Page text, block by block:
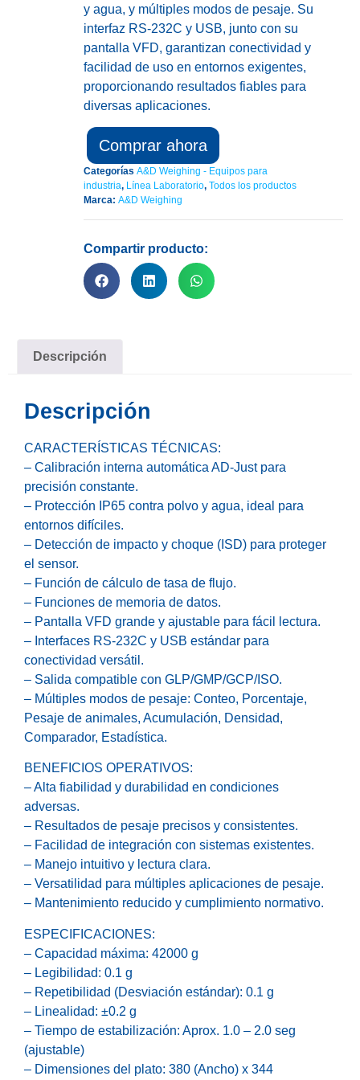
y agua, y múltiples modos de pesaje. Su
interfaz RS-232C y USB, junto con su
pantalla VFD, garantizan conectividad y
facilidad de uso en entornos exigentes,
proporcionando resultados fiables para
diversas aplicaciones.
Comprar ahora
Categorías A&D Weighing - Equipos para
industria, Línea Laboratorio, Todos los productos
Marca: A&D Weighing
Compartir producto:
Descripción
Descripción
CARACTERÍSTICAS TÉCNICAS:
– Calibración interna automática AD-Just para
precisión constante.
– Protección IP65 contra polvo y agua, ideal para
entornos difíciles.
– Detección de impacto y choque (ISD) para proteger
el sensor.
– Función de cálculo de tasa de flujo.
– Funciones de memoria de datos.
– Pantalla VFD grande y ajustable para fácil lectura.
– Interfaces RS-232C y USB estándar para
conectividad versátil.
– Salida compatible con GLP/GMP/GCP/ISO.
– Múltiples modos de pesaje: Conteo, Porcentaje,
Pesaje de animales, Acumulación, Densidad,
Comparador, Estadística.
BENEFICIOS OPERATIVOS:
– Alta fiabilidad y durabilidad en condiciones
adversas.
– Resultados de pesaje precisos y consistentes.
– Facilidad de integración con sistemas existentes.
– Manejo intuitivo y lectura clara.
– Versatilidad para múltiples aplicaciones de pesaje.
– Mantenimiento reducido y cumplimiento normativo.
ESPECIFICACIONES:
– Capacidad máxima: 42000 g
– Legibilidad: 0.1 g
– Repetibilidad (Desviación estándar): 0.1 g
– Linealidad: ±0.2 g
– Tiempo de estabilización: Aprox. 1.0 – 2.0 seg
(ajustable)
– Dimensiones del plato: 380 (Ancho) x 344